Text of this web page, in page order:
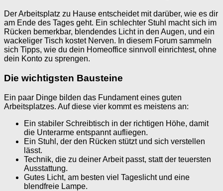
Der Arbeitsplatz zu Hause entscheidet mit darüber, wie es dir
am Ende des Tages geht. Ein schlechter Stuhl macht sich im
Rücken bemerkbar, blendendes Licht in den Augen, und ein
wackeliger Tisch kostet Nerven. In diesem Forum sammeln
sich Tipps, wie du dein Homeoffice sinnvoll einrichtest, ohne
dein Konto zu sprengen.
Die wichtigsten Bausteine
Ein paar Dinge bilden das Fundament eines guten
Arbeitsplatzes. Auf diese vier kommt es meistens an:
Ein stabiler Schreibtisch in der richtigen Höhe, damit
die Unterarme entspannt aufliegen.
Ein Stuhl, der den Rücken stützt und sich verstellen
lässt.
Technik, die zu deiner Arbeit passt, statt der teuersten
Ausstattung.
Gutes Licht, am besten viel Tageslicht und eine
blendfreie Lampe.